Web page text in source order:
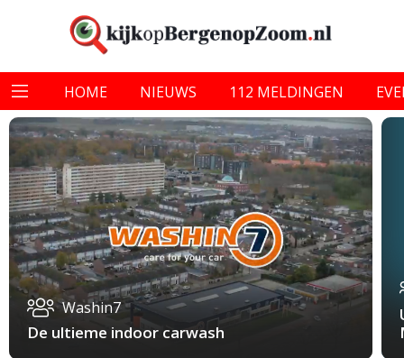
HOME NIEUWS 112 MELDINGEN
Washin7
De ultieme indoor carwash